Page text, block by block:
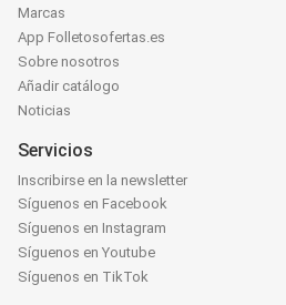
Marcas
App Folletosofertas.es
Sobre nosotros
Añadir catálogo
Noticias
Servicios
Inscribirse en la newsletter
Síguenos en Facebook
Síguenos en Instagram
Síguenos en Youtube
Síguenos en TikTok